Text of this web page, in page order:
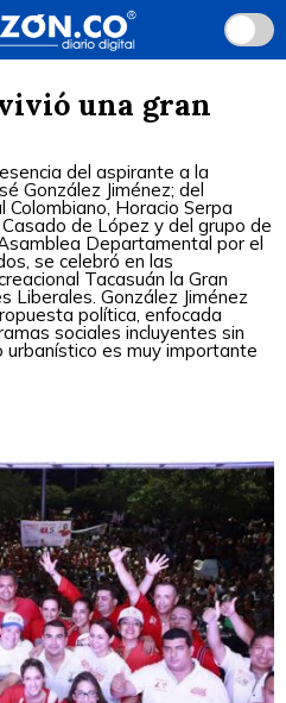
una gran
del aspirante a la
González Jiménez; del
Horacio Serpa
de López y del grupo de
Departamental por el
se celebró en las
Tacasuán la Gran
Liberales. González Jiménez
política, enfocada
sociales incluyentes sin
urbanístico es muy importante